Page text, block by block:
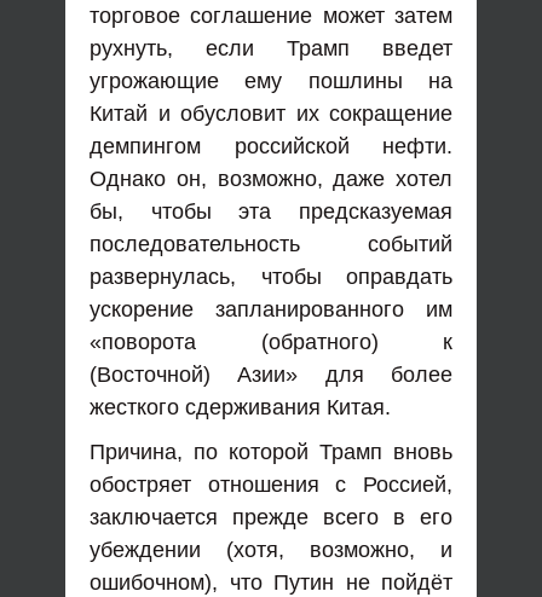
торговое соглашение может затем
рухнуть, если Трамп введет
угрожающие ему пошлины на
Китай и обусловит их сокращение
демпингом российской нефти.
Однако он, возможно, даже хотел
бы, чтобы эта предсказуемая
последовательность событий
развернулась, чтобы оправдать
ускорение запланированного им
«поворота (обратного) к
(Восточной) Азии» для более
жесткого сдерживания Китая.
Причина, по которой Трамп вновь
обостряет отношения с Россией,
заключается прежде всего в его
убеждении (хотя, возможно, и
ошибочном), что Путин не пойдёт